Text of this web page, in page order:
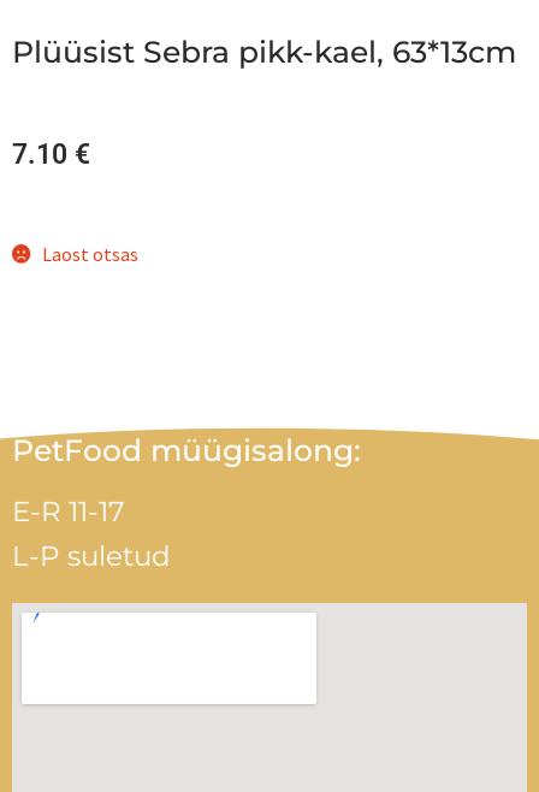
Plüüsist Sebra pikk-kael, 63*13cm
7.10 €
Laost otsas
PetFood müügisalong:
E-R 11-17
L-P suletud